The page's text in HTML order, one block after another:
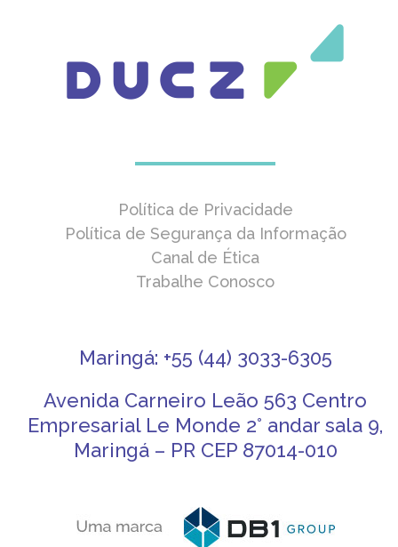
Política de Privacidade
Política de Segurança da Informação
Canal de Ética
Trabalhe Conosco
Maringá: +55 (44) 3033-6305
Avenida Carneiro Leão 563 Centro
Empresarial Le Monde 2° andar sala 9,
Maringá – PR CEP 87014-010